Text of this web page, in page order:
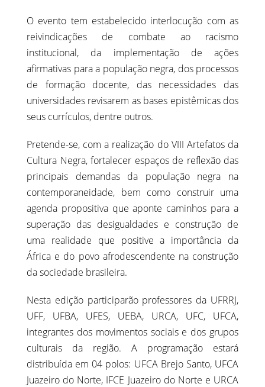
O evento tem estabelecido interlocução com as
reivindicações de combate ao racismo
institucional, da implementação de ações
afirmativas para a população negra, dos processos
de formação docente, das necessidades das
universidades revisarem as bases epistêmicas dos
seus currículos, dentre outros.
Pretende-se, com a realização do VIII Artefatos da
Cultura Negra, fortalecer espaços de reflexão das
principais demandas da população negra na
contemporaneidade, bem como construir uma
agenda propositiva que aponte caminhos para a
superação das desigualdades e construção de
uma realidade que positive a importância da
África e do povo afrodescendente na construção
da sociedade brasileira.
Nesta edição participarão professores da UFRRJ,
UFF, UFBA, UFES, UEBA, URCA, UFC, UFCA,
integrantes dos movimentos sociais e dos grupos
culturais da região. A programação estará
distribuída em 04 polos: UFCA Brejo Santo, UFCA
Juazeiro do Norte, IFCE Juazeiro do Norte e URCA